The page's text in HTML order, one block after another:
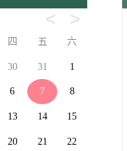
有限公司
术有限公司
儿园
< >
四 五 六
30 31 1
6 7 8
13 14 15
20 21 22